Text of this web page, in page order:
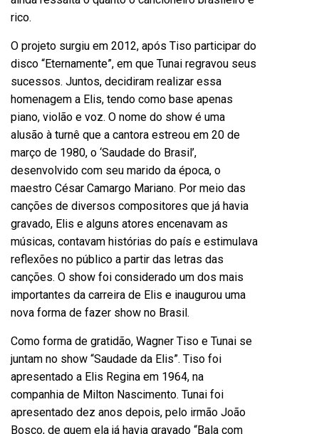
rico.
O projeto surgiu em 2012, após Tiso participar do
disco “Eternamente”, em que Tunai regravou seus
sucessos. Juntos, decidiram realizar essa
homenagem a Elis, tendo como base apenas
piano, violão e voz. O nome do show é uma
alusão à turnê que a cantora estreou em 20 de
março de 1980, o ‘Saudade do Brasil’,
desenvolvido com seu marido da época, o
maestro César Camargo Mariano. Por meio das
canções de diversos compositores que já havia
gravado, Elis e alguns atores encenavam as
músicas, contavam histórias do país e estimulava
reflexões no público a partir das letras das
canções. O show foi considerado um dos mais
importantes da carreira de Elis e inaugurou uma
nova forma de fazer show no Brasil.
Como forma de gratidão, Wagner Tiso e Tunai se
juntam no show “Saudade da Elis”. Tiso foi
apresentado a Elis Regina em 1964, na
companhia de Milton Nascimento. Tunai foi
apresentado dez anos depois, pelo irmão João
Bosco, de quem ela já havia gravado “Bala com